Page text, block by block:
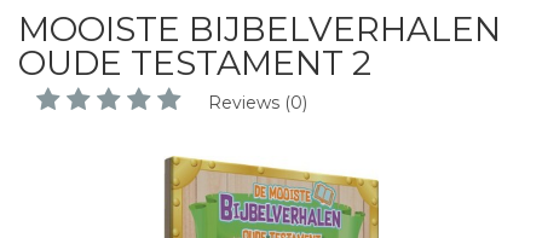
MOOISTE BIJBELVERHALEN
OUDE TESTAMENT 2
Reviews (0)